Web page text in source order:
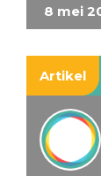
8 mei
Artikel